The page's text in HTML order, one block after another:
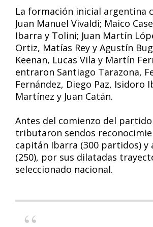
La formación inicial argentina
Juan Manuel Vivaldi; Maico
Ibarra y Tolini; Juan Martín
Ortiz, Matías Rey y Agustín
Keenan, Lucas Vila y Martín
entraron Santiago Tarazona,
Fernández, Diego Paz, Isidoro
Martínez y Juan Catán.
Antes del comienzo del partido
tributaron sendos
capitán Ibarra (300 partidos) y
(250), por sus dilatadas
seleccionado nacional.